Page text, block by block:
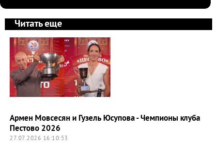
Читать еще
Армен Мовсесян и Гузель Юсупова - Чемпионы клуба
Пестово 2026
27.07.2026 16:10:53